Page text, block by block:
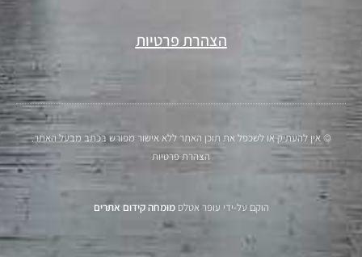
הצהרת פרטיות
© אין להעתיק או לשכפל את תוכן האתר ללא אישור מפורש בכתב מבעל האתר.
הצהרת פרטיות
הוקם על-ידי עופר אטלס מומחה קידום אתרים